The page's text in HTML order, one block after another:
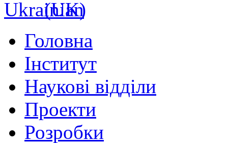
Головна
Інститут
Наукові відділи
Проекти
Розробки